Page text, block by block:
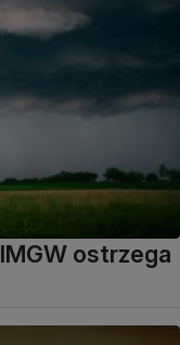
ostrzega